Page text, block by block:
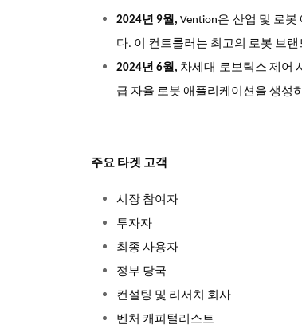
2024년 9월,Vention은 산업 및 로봇
다. 이 컨트롤러는 최고의 로봇 브
2024년 6월, 차세대 로보틱스 제어
급 자율 로봇 애플리케이션을 생성
주요 타겟 고객
시장 참여자
투자자
최종 사용자
정부 당국
컨설팅 및 리서치 회사
벤처 캐피털리스트